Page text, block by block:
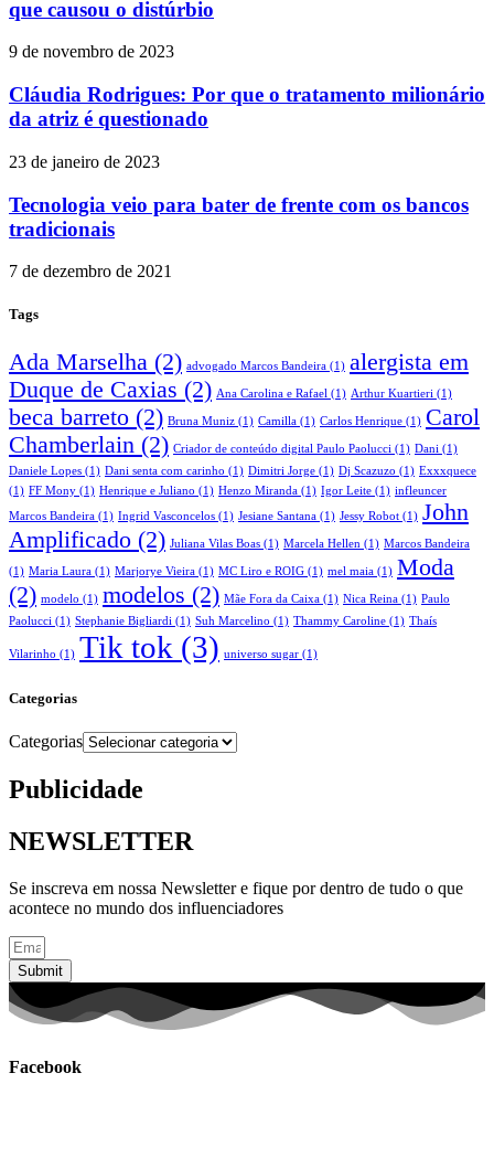
que causou o distúrbio
9 de novembro de 2023
Cláudia Rodrigues: Por que o tratamento milionário
da atriz é questionado
23 de janeiro de 2023
Tecnologia veio para bater de frente com os bancos
tradicionais
7 de dezembro de 2021
Tags
Ada Marselha (2) advogado Marcos Bandeira (1) alergista em
Duque de Caxias (2) Ana Carolina e Rafael (1) Arthur Kuartieri (1)
beca barreto (2) Bruna Muniz (1) Camilla (1) Carlos Henrique (1) Carol
Chamberlain (2) Criador de conteúdo digital Paulo Paolucci (1) Dani (1)
Daniele Lopes (1) Dani senta com carinho (1) Dimitri Jorge (1) Dj Scazuzo (1) Exxxquece
(1) FF Mony (1) Henrique e Juliano (1) Henzo Miranda (1) Igor Leite (1) infleuncer
Marcos Bandeira (1) Ingrid Vasconcelos (1) Jesiane Santana (1) Jessy Robot (1) John
Amplificado (2) Juliana Vilas Boas (1) Marcela Hellen (1) Marcos Bandeira
(1) Maria Laura (1) Marjorye Vieira (1) MC Liro e ROIG (1) mel maia (1) Moda
(2) modelo (1) modelos (2) Mãe Fora da Caixa (1) Nica Reina (1) Paulo
Paolucci (1) Stephanie Bigliardi (1) Suh Marcelino (1) Thammy Caroline (1) Thaís
Vilarinho (1) Tik tok (3) universo sugar (1)
Categorias
Categorias
Publicidade
NEWSLETTER
Se inscreva em nossa Newsletter e fique por dentro de tudo o que
acontece no mundo dos influenciadores
Submit
Facebook